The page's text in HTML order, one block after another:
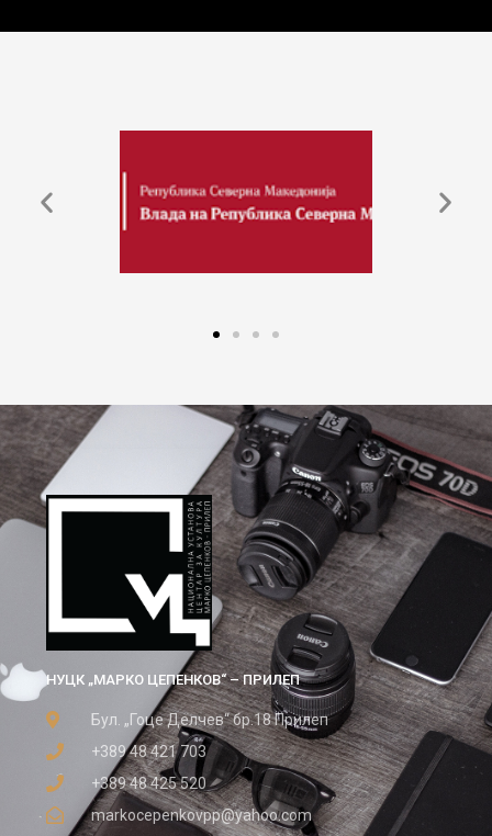
НУЦК „МАРКО ЦЕПЕНКОВ“ – ПРИЛЕП
Бул. „Гоце Делчев“ бр.18 Прилеп
+389 48 421 703
+389 48 425 520
markocepenkovpp@yahoo.com